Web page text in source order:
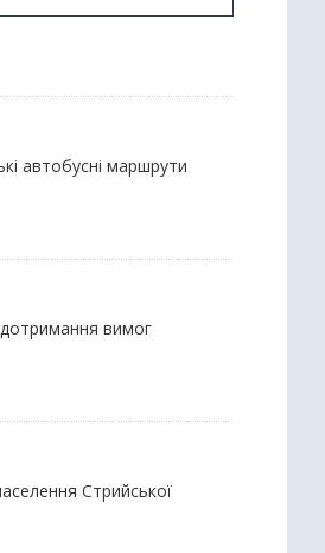
автобусні маршрути
дотримання вимог
Стрийської